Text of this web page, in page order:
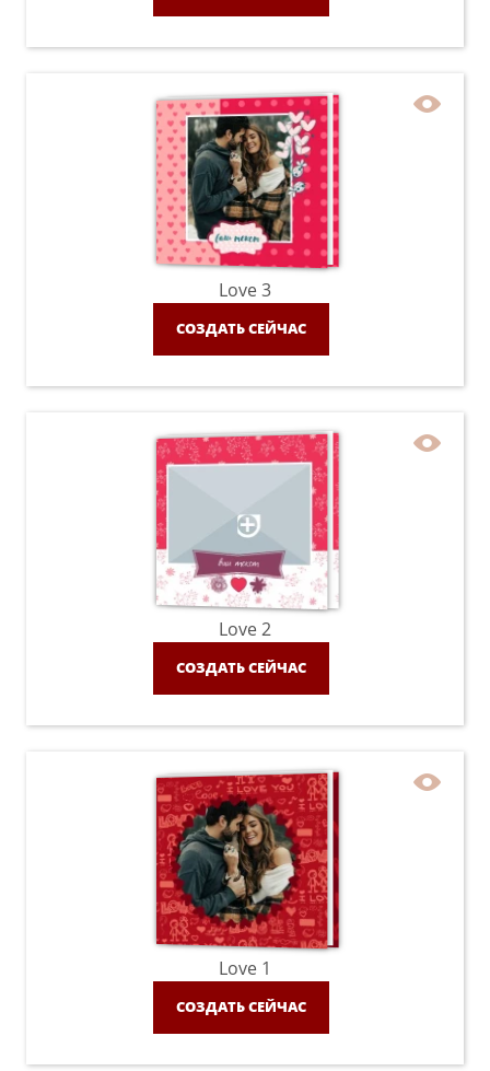
Love 3
СОЗДАТЬ СЕЙЧАС
Love 2
СОЗДАТЬ СЕЙЧАС
Love 1
СОЗДАТЬ СЕЙЧАС